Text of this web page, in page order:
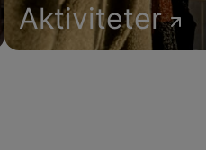
Aktiviteter